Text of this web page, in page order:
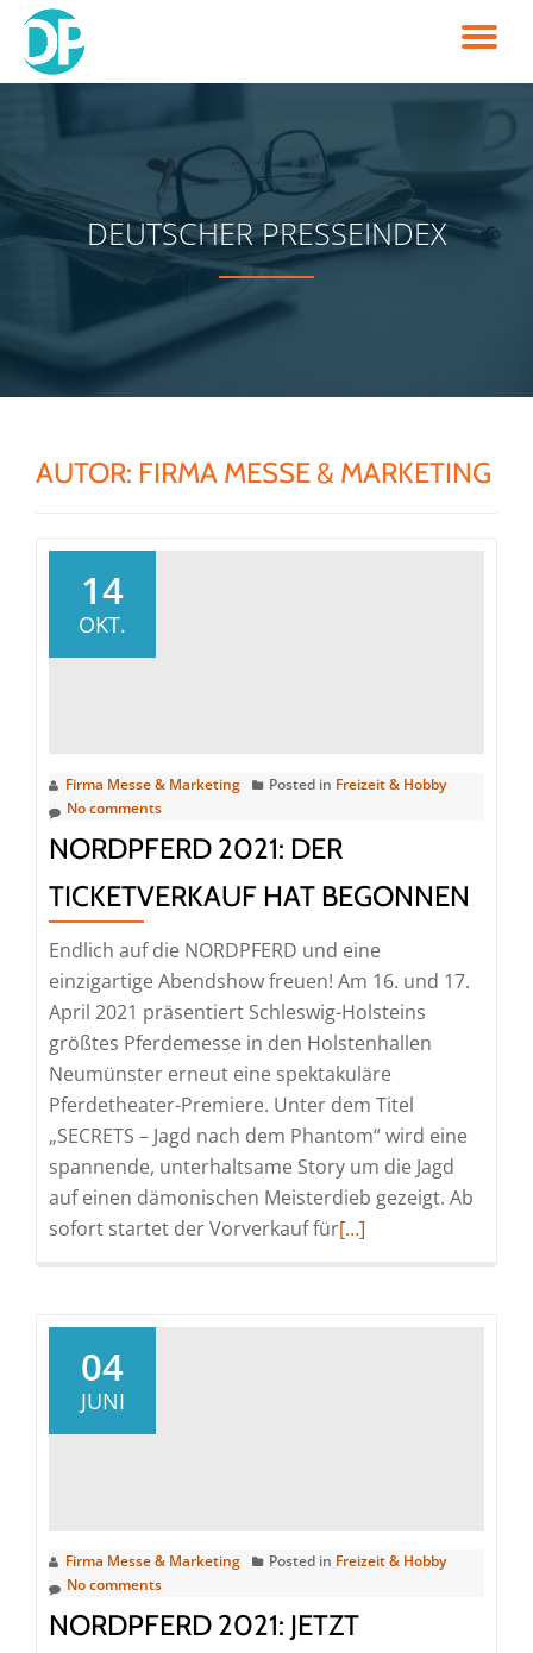
Skip
to
DEUTSCHER PRESSEINDEX
AUTOR: FIRMA MESSE & MARKETING
14
OKT.
Firma Messe & Marketing Posted in Freizeit & Hobby
No comments
NORDPFERD 2021: DER
TICKETVERKAUF HAT BEGONNEN
Endlich auf die NORDPFERD und eine
einzigartige Abendshow freuen! Am 16. und 17.
April 2021 präsentiert Schleswig-Holsteins
größtes Pferdemesse in den Holstenhallen
Neumünster erneut eine spektakuläre
Pferdetheater-Premiere. Unter dem Titel
„SECRETS – Jagd nach dem Phantom“ wird eine
spannende, unterhaltsame Story um die Jagd
auf einen dämonischen Meisterdieb gezeigt. Ab
sofort startet der Vorverkauf fürRead
[…]
04
JUNI
Firma Messe & Marketing Posted in Freizeit & Hobby
No comments
NORDPFERD 2021: JETZT